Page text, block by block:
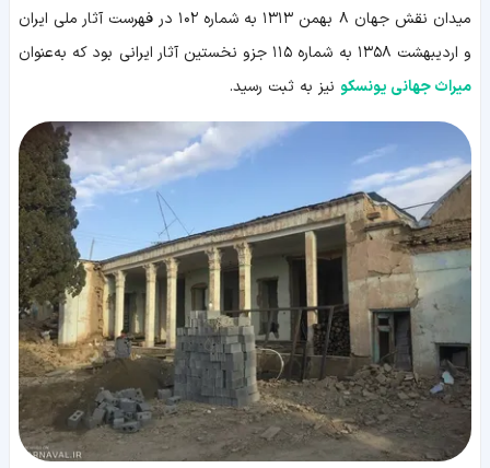
میدان نقش جهان ۸ بهمن ۱۳۱۳ به شماره ۱۰۲ در فهرست آثار ملی ایران
و اردیبهشت ۱۳۵۸ به شماره ۱۱۵ جزو نخستین آثار ایرانی بود که به‌عنوان
میراث جهانی یونسکو نیز به ثبت رسید.